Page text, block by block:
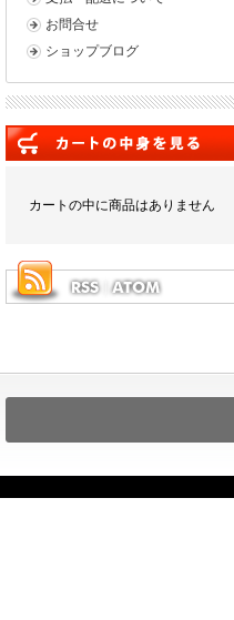
お問合せ
ショップブログ
カートの中に商品はありません